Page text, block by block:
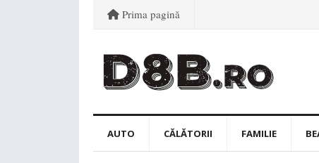
Prima pagină
AUTO CĂLĂTORII FAMILIE